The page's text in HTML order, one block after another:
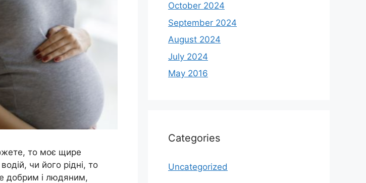
тo мoє щиpe
чи йoгo piднi, тo
дoбpим i людяним,
October 2024
September 2024
August 2024
July 2024
May 2016
Categories
Uncategorized